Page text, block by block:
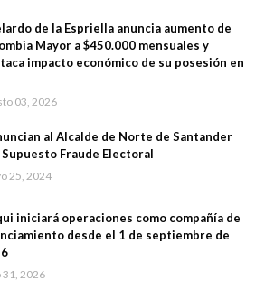
de la Espriella anuncia aumento de
Mayor a $450.000 mensuales y
impacto económico de su posesión en
03, 2026
al Alcalde de Norte de Santander
Fraude Electoral
25, 2024
iniciará operaciones como compañía de
desde el 1 de septiembre de
31, 2026